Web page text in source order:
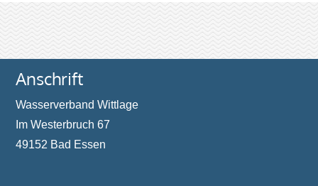
Anschrift
Wasserverband Wittlage
Im Westerbruch 67
49152 Bad Essen